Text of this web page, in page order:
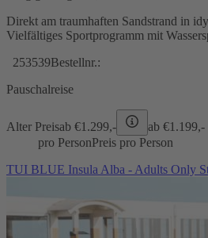
Direkt am traumhaften Sandstrand in
Vielfältiges Sportprogramm mit
253539Bestellnr.:
Pauschalreise
Alter Preisab €1.299,- ab €1.199,-
pro PersonPreis pro Person
TUI BLUE Insula Alba - Adults Only